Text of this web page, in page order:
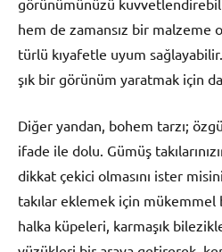
görünümünüzü
hem de zamansız bir malzeme
türlü kıyafetle uyum
şık bir görünüm yaratmak için
Diğer yandan, bohem tarzı;
ifade ile dolu. Gümüş
dikkat çekici olmasını ister
takılar eklemek için mükemmel
halka küpeleri, karmaşık